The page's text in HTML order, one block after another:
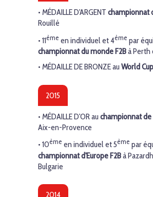
• MÉDAILLE D'ARGENT championnat
Rouillé
• 11ème en individuel et 4ème par
championnat du monde F2Bà Perth
• MÉDAILLE DE BRONZEau World Cup
2015
• MÉDAILLE D'OR au championnat de
Aix-en-Provence
• 10ème en individuel et 5ème par
championnat d'Europe F2Bà
Bulgarie
2014